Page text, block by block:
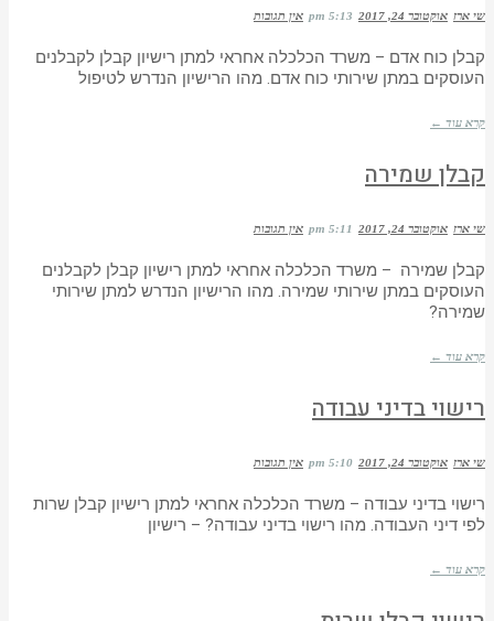
שי ארז אוקטובר 24, 2017 5:13 pm אין תגובות
קבלן כוח אדם – משרד הכלכלה אחראי למתן רישיון קבלן לקבלנים
העוסקים במתן שירותי כוח אדם. מהו הרישיון הנדרש לטיפול
קרא עוד ←
קבלן שמירה
שי ארז אוקטובר 24, 2017 5:11 pm אין תגובות
קבלן שמירה – משרד הכלכלה אחראי למתן רישיון קבלן לקבלנים
העוסקים במתן שירותי שמירה. מהו הרישיון הנדרש למתן שירותי
שמירה?
קרא עוד ←
רישוי בדיני עבודה
שי ארז אוקטובר 24, 2017 5:10 pm אין תגובות
רישוי בדיני עבודה – משרד הכלכלה אחראי למתן רישיון קבלן שרות
לפי דיני העבודה. מהו רישוי בדיני עבודה? – רישיון
קרא עוד ←